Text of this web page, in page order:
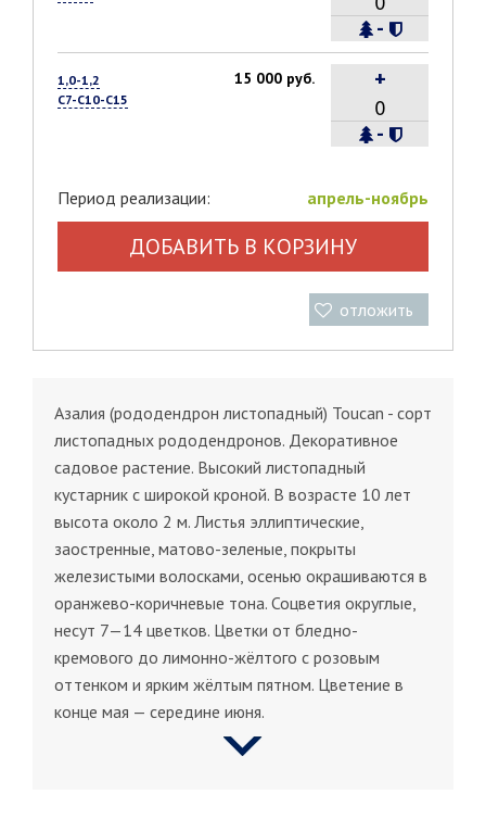
-
1,0-1,2
С7-С10-С15
15 000 руб.
-
+
Период реализации: апрель-ноябрь
ДОБАВИТЬ В КОРЗИНУ
отложить
Азалия (рододендрон листопадный) Toucan - сорт
листопадных рододендронов. Декоративное
садовое растение. Высокий листопадный
кустарник с широкой кроной. В возрасте 10 лет
высота около 2 м. Листья эллиптические,
заостренные, матово-зеленые, покрыты
железистыми волосками, осенью окрашиваются в
оранжево-коричневые тона. Соцветия округлые,
несут 7—14 цветков. Цветки от бледно-
кремового до лимонно-жёлтого с розовым
оттенком и ярким жёлтым пятном. Цветение в
конце мая — середине июня.